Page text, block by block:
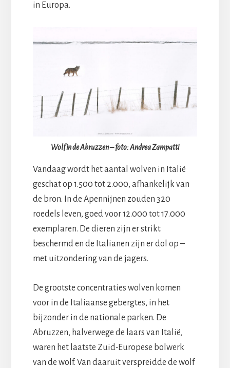
in Europa.
Wolf in de Abruzzen – foto: Andrea Zampatti
Vandaag wordt het aantal wolven in Italië
geschat op 1.500 tot 2.000, afhankelijk van
de bron. In de Apennijnen zouden 320
roedels leven, goed voor 12.000 tot 17.000
exemplaren. De dieren zijn er strikt
beschermd en de Italianen zijn er dol op –
met uitzondering van de jagers.
De grootste concentraties wolven komen
voor in de Italiaanse gebergtes, in het
bijzonder in de nationale parken. De
Abruzzen, halverwege de laars van Italië,
waren het laatste Zuid-Europese bolwerk
van de wolf. Van daaruit verspreidde de wolf